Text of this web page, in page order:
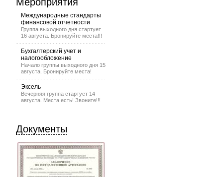
Международные стандарты
финансовой отчетности
Группа выходного дня стартует
16 августа. Бронируйте места!!!
Бухгалтерский учет и
налогообложение
Начало группы выходного дня 15
августа. Бронируйте места!
Эксель
Вечерняя группа стартует 14
августа. Места есть! Звоните!!!
Документы